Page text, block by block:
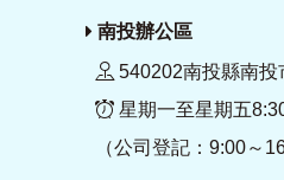
南投辦公區
540202南投縣南投
星期一至星期五
（公司登記：9:00～